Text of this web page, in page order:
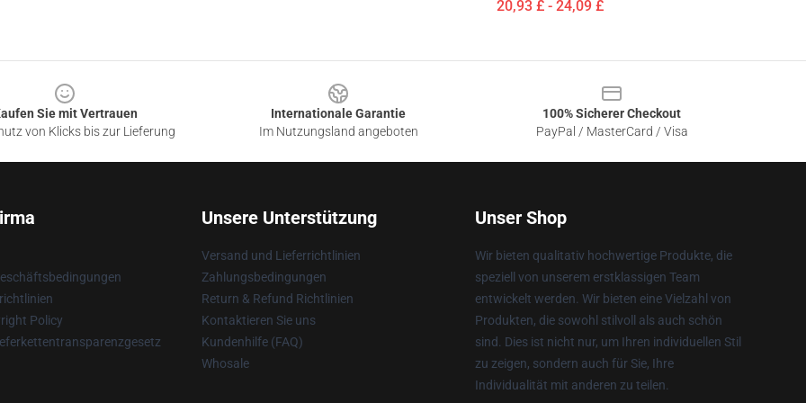
20,93 £ - 24,09 £
Sie mit Vertrauen
von Klicks bis zur Lieferung
Internationale Garantie
Im Nutzungsland angeboten
100% Sicherer Checkout
PayPal / MasterCard / Visa
Policy
Unsere Unterstützung
Versand und Lieferrichtlinien
Zahlungsbedingungen
Return & Refund Richtlinien
Kontaktieren Sie uns
Kundenhilfe (FAQ)
Whosale
Unser Shop
Wir bieten qualitativ hochwertige Produkte, die
speziell von unserem erstklassigen Team
entwickelt werden. Wir bieten eine Vielzahl von
Produkten, die sowohl stilvoll als auch schön
sind. Dies ist nicht nur, um Ihren individuellen Stil
zu zeigen, sondern auch für Sie, Ihre
Individualität mit anderen zu teilen.